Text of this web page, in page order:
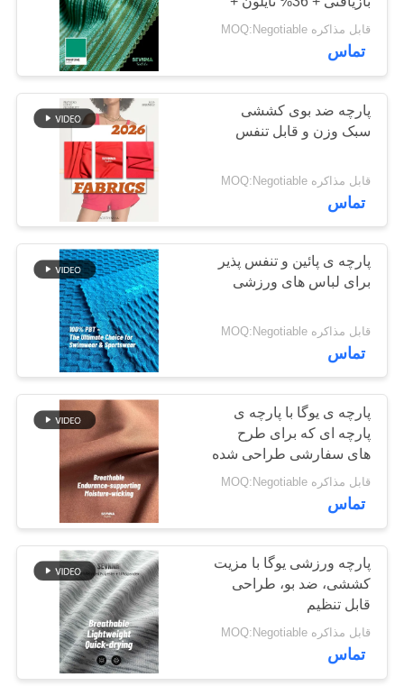
ما
تماس
بگیرید
اخبار
موارد
سایت
PRIVACY
POLICY
بازیافت شده
پارچه لیکرا بازیافت
شده
پارچه Repreve
64
پارچه لباس شنا
سازگار با محیط
زیست
105
11% اسپندکس برای
شلوارهای یوگا، لباس
ورزشی، لگینگ
قابل مذاکره MOQ:Negotiable
تماس
پارچه ضد بوی کششی
سبک وزن و قابل تنفس
قابل مذاکره MOQ:Negotiable
تماس
پارچه ی پائین و تنفس پذیر
برای لباس های ورزشی
قابل مذاکره MOQ:Negotiable
تماس
پارچه ی یوگا با پارچه ی
پارچه ای که برای طرح
های سفارشی طراحی شده
است
قابل مذاکره MOQ:Negotiable
تماس
پارچه ورزشی یوگا با مزیت
کششی، ضد بو، طراحی
قابل تنظیم
قابل مذاکره MOQ:Negotiable
تماس